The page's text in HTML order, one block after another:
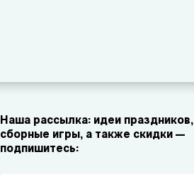
Наша рассылка: идеи праздников,
сборные игры, а также скидки —
подпишитесь: